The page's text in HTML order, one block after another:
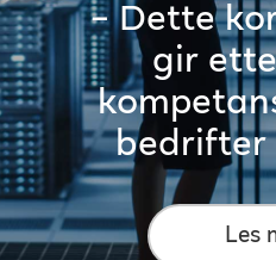
– Dette
gir
bedrifter
Les